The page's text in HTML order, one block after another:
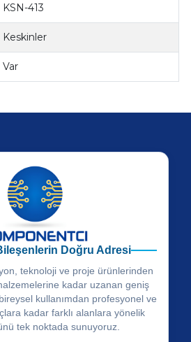
KSN-413
Keskinler
Var
Doğru Adresi
teknoloji ve proje ürünlerinden
kadar uzanan geniş
kullanımdan profesyonel ve
kadar farklı alanlara yönelik
tek noktada sunuyoruz.